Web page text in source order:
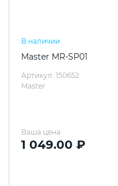
В наличии
Master MR-SP01
Артикул: 150652
Master
Ваша цена
1 049.00 ₽